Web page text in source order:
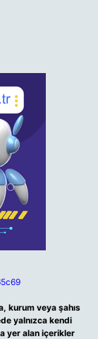
kurum veya şahıs
yalnızca kendi
yer alan içerikler